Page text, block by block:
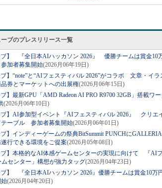
ブのプレスリリース一覧
ブ】 『全日本AIハッカソン 2026』 優勝チームは賞金
加者募集開始(2026月06年19日)
ブ】“note”と“AIフェスティバル 2026”がコラボ 文章・イ
券とマーケットへの出展権(2026月06年15日)
ブ】最新GPU「AMD Radeon AI PRO R9700 32GB」搭載ワ
(2026月06年10日)
ブ】AI参加型イベント『AIフェスティバル 2026』 クリエ
テーブル 参加者募集開始(2026月06年01日)
ブ】インディーゲームの祭典BitSummit PUNCHに
行できる環境をご提案(2026月05年08日)
ブ】本格的なAI体感ゲームセンターの実現に向けて 『AI
センター」構想が強力タッグ(2026月04年23日)
ブ】 『全日本AIハッカソン 2026』優勝チームは賞金10
(2026月04年20日)